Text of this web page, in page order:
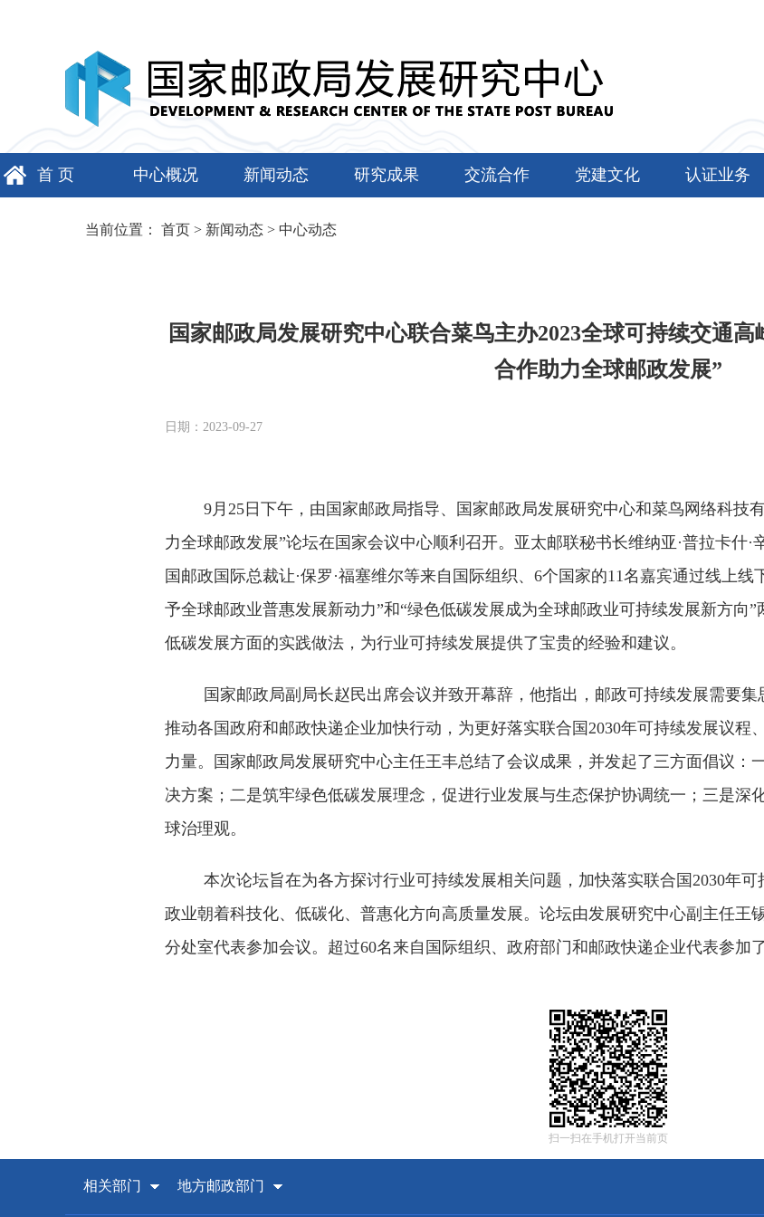
首 页 中心概况 新闻动态 研究成果 交流合作 党建文化 认证业务
当前位置： 首页> 新闻动态> 中心动态
国家邮政局发展研究中心联合菜鸟主办2023全球可持续交通
合作助力全球邮政发展”
日期：2023-09-27
9月25日下午，由国家邮政局指导、国家邮政局发展研究中心和菜鸟网络科技
力全球邮政发展”论坛在国家会议中心顺利召开。亚太邮联秘书长维纳亚·普拉卡什
国邮政国际总裁让·保罗·福塞维尔等来自国际组织、6个国家的11名嘉宾通过线上
予全球邮政业普惠发展新动力”和“绿色低碳发展成为全球邮政业可持续发展新方向
低碳发展方面的实践做法，为行业可持续发展提供了宝贵的经验和建议。
国家邮政局副局长赵民出席会议并致开幕辞，他指出，邮政可持续发展需要集
推动各国政府和邮政快递企业加快行动，为更好落实联合国2030年可持续发展议程
力量。国家邮政局发展研究中心主任王丰总结了会议成果，并发起了三方面倡议：
决方案；二是筑牢绿色低碳发展理念，促进行业发展与生态保护协调统一；三是深
球治理观。
本次论坛旨在为各方探讨行业可持续发展相关问题，加快落实联合国2030年
政业朝着科技化、低碳化、普惠化方向高质量发展。论坛由发展研究中心副主任王
分处室代表参加会议。超过60名来自国际组织、政府部门和邮政快递企业代表参加
扫一扫在手机打开当前页
相关部门 地方邮政部门